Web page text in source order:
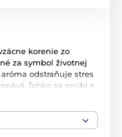
korenie zo
za symbol životnej
odstraňuje stres
ľahko sa snúbi s
V dekoroch, na aké
metal, Wood, Safari,